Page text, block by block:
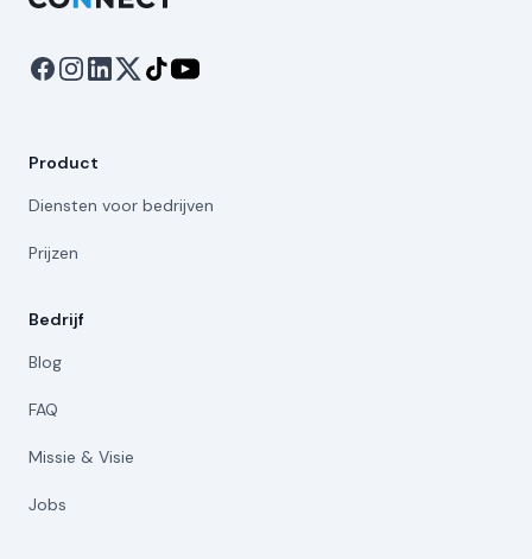
Product
Diensten voor bedrijven
Prijzen
Bedrijf
Blog
FAQ
Missie & Visie
Jobs